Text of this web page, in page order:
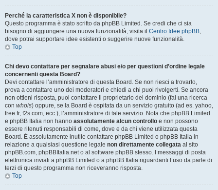
Perché la caratteristica X non è disponibile?
Questo programma è stato scritto da phpBB Limited. Se credi che ci sia
bisogno di aggiungere una nuova funzionalità, visita il Centro Idee phpBB,
dove potrai supportare idee esistenti o suggerire nuove funzionalità.
Top
Chi devo contattare per segnalare abusi e/o per questioni d’ordine legale
concernenti questa Board?
Devi contattare l’amministratore di questa Board. Se non riesci a trovarlo,
prova a contattare uno dei moderatori e chiedi a chi puoi rivolgerti. Se ancora
non ottieni risposta, puoi contattare il proprietario del dominio (fai una ricerca
con whois) oppure, se la Board è ospitata da un servizio gratuito (ad es. yahoo,
free.fr, f2s.com, ecc.), l’amministratore di tale servizio. Nota che phpBB Limited
e phpBB Italia non hanno assolutamente alcun controllo e non possono
essere ritenuti responsabili di come, dove e da chi viene utilizzata questa
Board. È assolutamente inutile contattare phpBB Limited o phpBB Italia in
relazione a qualsiasi questione legale non direttamente collegata al sito
phpBB.com, phpBBItalia.net o al software phpBB stesso. I messaggi di posta
elettronica inviati a phpBB Limited o a phpBB Italia riguardanti l’uso da parte di
terzi di questo programma non riceveranno risposta.
Top